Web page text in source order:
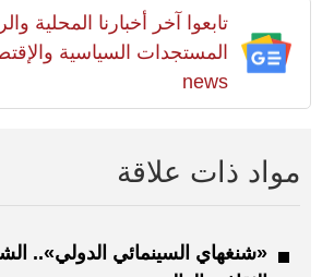
تابعوا آخر أخبارنا المحلية
news
مواد ذات علاقة
«شنغهاي السينمائي الدولي»..